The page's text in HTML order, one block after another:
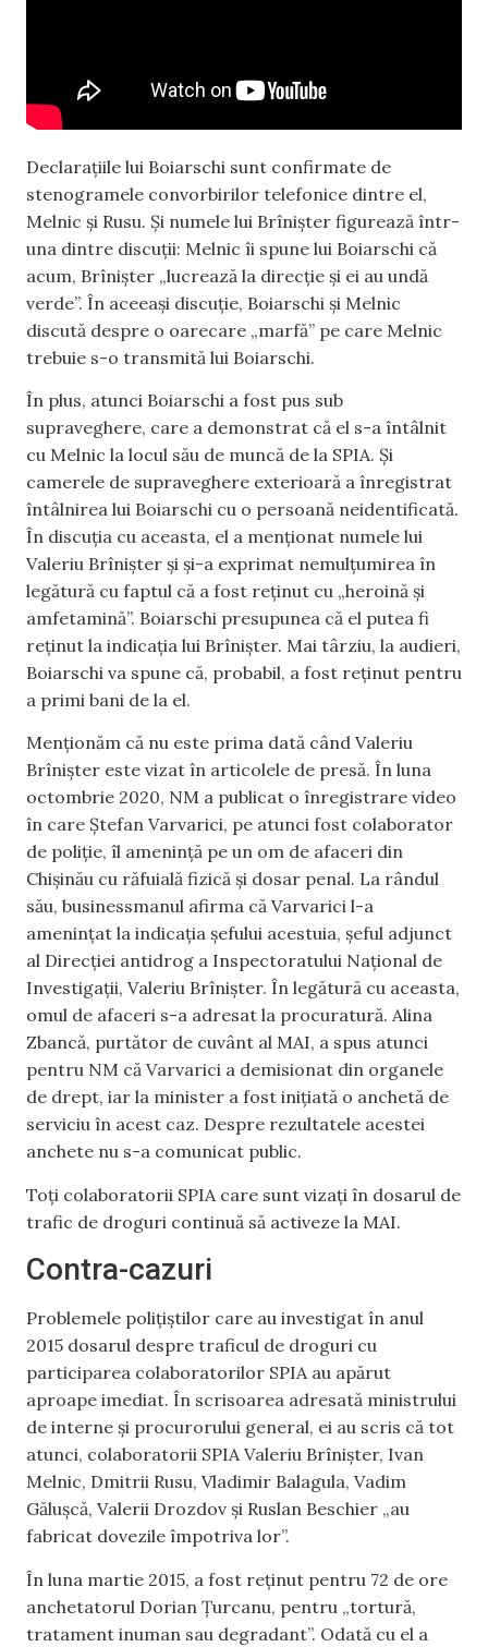
Declarațiile lui Boiarschi sunt confirmate de
stenogramele convorbirilor telefonice dintre el,
Melnic și Rusu. Și numele lui Brînișter figurează într-
una dintre discuții: Melnic îi spune lui Boiarschi că
acum, Brînișter „lucrează la direcție și ei au undă
verde”. În aceeași discuție, Boiarschi și Melnic
discută despre o oarecare „marfă” pe care Melnic
trebuie s-o transmită lui Boiarschi.
În plus, atunci Boiarschi a fost pus sub
supraveghere, care a demonstrat că el s-a întâlnit
cu Melnic la locul său de muncă de la SPIA. Și
camerele de supraveghere exterioară a înregistrat
întâlnirea lui Boiarschi cu o persoană neidentificată.
În discuția cu aceasta, el a menționat numele lui
Valeriu Brînișter și și-a exprimat nemulțumirea în
legătură cu faptul că a fost reținut cu „heroină și
amfetamină”. Boiarschi presupunea că el putea fi
reținut la indicația lui Brînișter. Mai târziu, la audieri,
Boiarschi va spune că, probabil, a fost reținut pentru
a primi bani de la el.
Menționăm că nu este prima dată când Valeriu
Brînișter este vizat în articolele de presă. În luna
octombrie 2020, NM a publicat o înregistrare video
în care Ștefan Varvarici, pe atunci fost colaborator
de poliție, îl amenință pe un om de afaceri din
Chișinău cu răfuială fizică și dosar penal. La rândul
său, businessmanul afirma că Varvarici l-a
amenințat la indicația șefului acestuia, șeful adjunct
al Direcției antidrog a Inspectoratului Național de
Investigații, Valeriu Brînișter. În legătură cu aceasta,
omul de afaceri s-a adresat la procuratură. Alina
Zbancă, purtător de cuvânt al MAI, a spus atunci
pentru NM că Varvarici a demisionat din organele
de drept, iar la minister a fost inițiată o anchetă de
serviciu în acest caz. Despre rezultatele acestei
anchete nu s-a comunicat public.
Toți colaboratorii SPIA care sunt vizați în dosarul de
trafic de droguri continuă să activeze la MAI.
Contra-cazuri
Problemele polițiștilor care au investigat în anul
2015 dosarul despre traficul de droguri cu
participarea colaboratorilor SPIA au apărut
aproape imediat. În scrisoarea adresată ministrului
de interne și procurorului general, ei au scris că tot
atunci, colaboratorii SPIA Valeriu Brînișter, Ivan
Melnic, Dmitrii Rusu, Vladimir Balagula, Vadim
Gălușcă, Valerii Drozdov și Ruslan Beschier „au
fabricat dovezile împotriva lor”.
În luna martie 2015, a fost reținut pentru 72 de ore
anchetatorul Dorian Țurcanu, pentru „tortură,
tratament inuman sau degradant”. Odată cu el a